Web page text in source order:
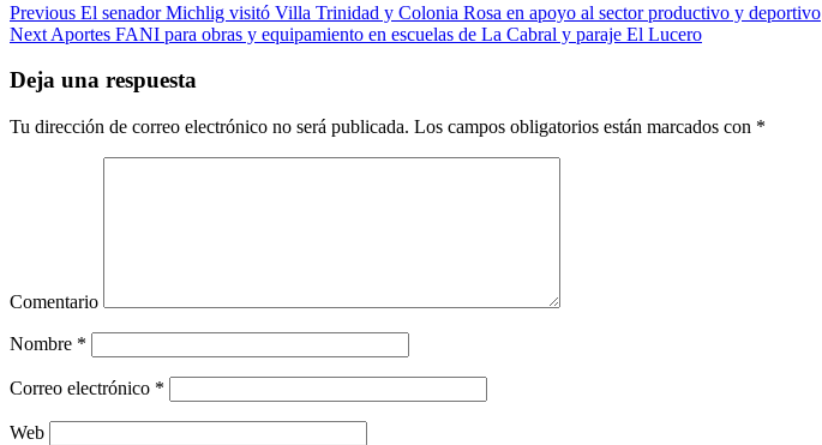
Previous El senador Michlig visitó Villa Trinidad y Colonia Rosa en apoyo al sector productivo y deportivo
Next Aportes FANI para obras y equipamiento en escuelas de La Cabral y paraje El Lucero
Deja una respuesta
Tu dirección de correo electrónico no será publicada. Los campos obligatorios están marcados con *
Comentario
Nombre *
Correo electrónico *
Web